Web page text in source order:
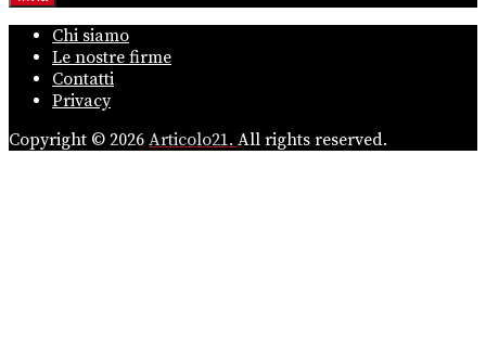
Chi siamo
Le nostre firme
Contatti
Privacy
Copyright © 2026 Articolo21. All rights reserved.